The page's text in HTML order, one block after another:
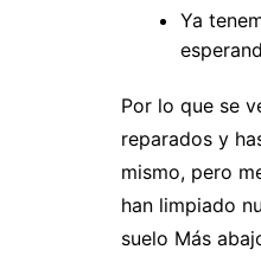
Ya
Por lo que se
reparados y
mismo, pero
han limpiado
suelo Más